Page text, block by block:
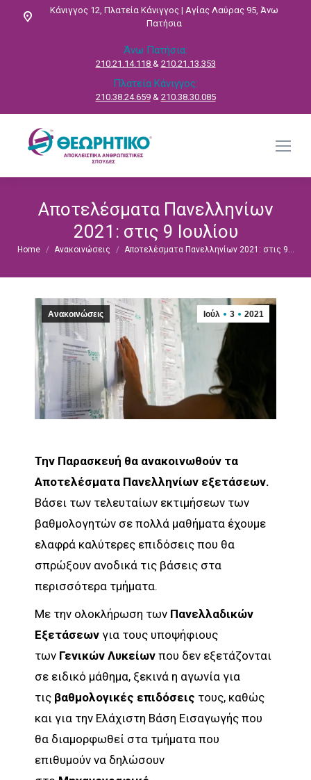
Κάνιγγος 12, Πλατεία Κάνιγγος | Αγίας Λαύρας 95, Άνω
Πατήσια
Άνω Πατήσια:
210.21.14.118 & 210.21.13.353
Πλατεία Κάνιγγος:
210.38.24.659& 210.38.30.085
Αποτελέσματα Πανελληνίων
2021: στις 9 Ιουλίου
You are here:
Home Ανακοινώσεις Αποτελέσματα Πανελληνίων 2021: στις 9…
Ιούλ 3 2021
Ανακοινώσεις
Την Παρασκευή θα ανακοινωθούν τα
Αποτελέσματα Πανελληνίων εξετάσεων.
Βάσει των τελευταίων εκτιμήσεων των
βαθμολογητών σε πολλά μαθήματα έχουμε
ελαφρά καλύτερες επιδόσεις που θα
σπρώξουν ανοδικά τις βάσεις στα
περισσότερα τμήματα.
Με την ολοκλήρωση των Πανελλαδικών
Εξετάσεων για τους υποψήφιους
των Γενικών Λυκείων που δεν εξετάζονται
σε ειδικό μάθημα, ξεκινά η αγωνία για
τις βαθμολογικές επιδόσεις τους, καθώς
και για την Ελάχιστη Βάση Εισαγωγής που
θα διαμορφωθεί στα τμήματα που
επιθυμούν να δηλώσουν